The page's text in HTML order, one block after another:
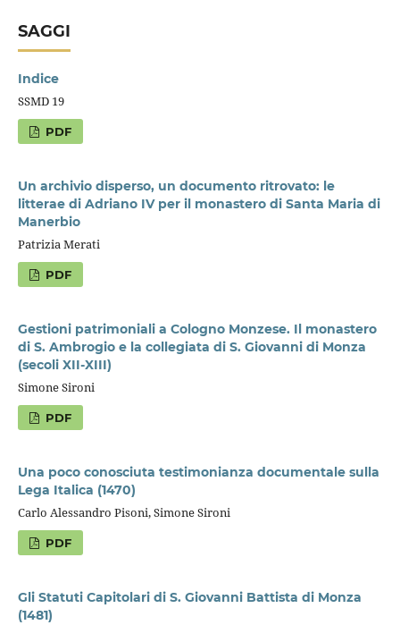
SAGGI
Indice
SSMD 19
PDF
Un archivio disperso, un documento ritrovato: le
litterae di Adriano IV per il monastero di Santa Maria di
Manerbio
Patrizia Merati
PDF
Gestioni patrimoniali a Cologno Monzese. Il monastero
di S. Ambrogio e la collegiata di S. Giovanni di Monza
(secoli XII-XIII)
Simone Sironi
PDF
Una poco conosciuta testimonianza documentale sulla
Lega Italica (1470)
Carlo Alessandro Pisoni, Simone Sironi
PDF
Gli Statuti Capitolari di S. Giovanni Battista di Monza
(1481)